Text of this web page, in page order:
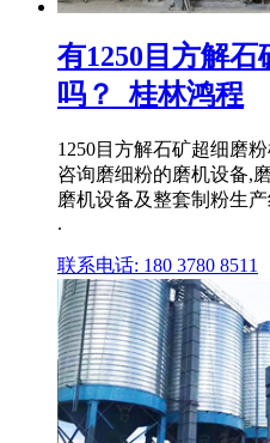
有1250目方解石
吗？_桂林鸿程
1250目方解石矿超细磨
咨询磨细粉的磨机设备,
磨机设备及整套制粉生
.
联系电话: 180 3780 8511